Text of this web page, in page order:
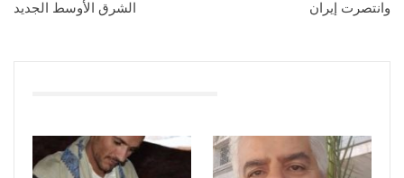
وانتصرت إيران الشرق الأوسط الجديد